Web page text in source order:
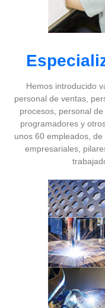
Hemos introducido
personal de ventas,
procesos, personal
programadores y
unos 60 empleados,
empresariales,